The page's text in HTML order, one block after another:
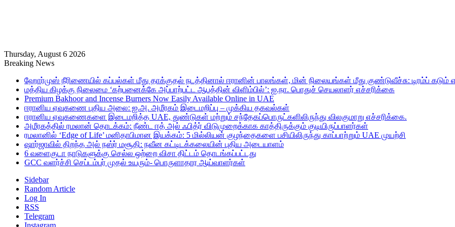
Thursday, August 6 2026
Breaking News
ஹோர்முஸ் நீரிணையில் கப்பல்கள் மீது தாக்குதல் நடத்தினால் ஈரானின் பாலங்கள், மின் நிலையங்கள் மீது குண்டுவீச்சு: டிரம்ப் கடும்
மத்திய கிழக்கு நிலைமை ‘கற்பனைக்கே அப்பாற்பட்ட ஆபத்தின் விளிம்பில்’: ஐ.நா. பொதுச் செயலாளர் எச்சரிக்கை
Premium Bakhoor and Incense Burners Now Easily Available Online in UAE
ஈரானிய ஏவுகணை புதிய அலை: ஐ.அ. அமீரகம் இடைமறிப்பு – முக்கிய தகவல்கள்
ஈரானிய ஏவுகணைகளை இடைமறித்த UAE, துண்டுகள் மற்றும் சந்தேகப்பொருட்களிலிருந்து விலகுமாறு எச்சரிக்கை.
அமீரகத்தில் ரமலான் தொடக்கம்: நீண்ட ஈத் அல் ஃபித்ர் விடுமுறைக்காக காத்திருக்கும் குடியிருப்பாளர்கள்
ரமலானில் ‘Edge of Life’ மனிதாபிமான இயக்கம்: 5 மில்லியன் குழந்தைகளை பசியிலிருந்து காப்பாற்றும் UAE முயற்சி
ஷார்ஜாவில் திறந்த அல் நஸ்ர் மசூதி: நவீன கட்டிடக்கலையின் புதிய அடையாளம்
6 வளைகுடா நாடுகளுக்கு செல்ல ஒற்றை விசா திட்டம் தொடங்கப்பட்டது
GCC வளர்ச்சி செப்டம்பர் முதல் உயரும்- பொருளாதார ஆய்வாளர்கள்
Sidebar
Random Article
Log In
RSS
Telegram
Instagram